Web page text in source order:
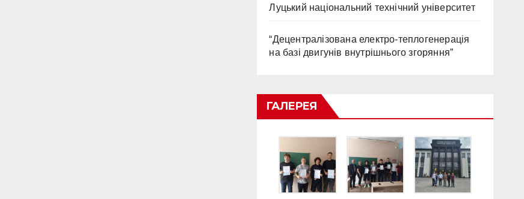
Луцький національний технічний університет
“Децентралізована електро-теплогенерація
на базі двигунів внутрішнього згоряння”
ГАЛЕРЕЯ